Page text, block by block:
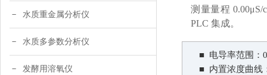
水质重金属分析仪
水质多参数分析仪
发酵用溶氧仪
测量量程
PLC 集成。
■ 电导率范围：
■ 内置浓度曲线